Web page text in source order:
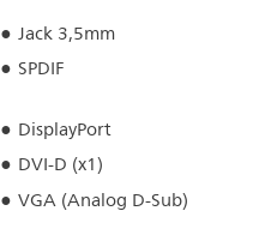
Jack 3,5mm
SPDIF
DisplayPort
DVI-D (x1)
VGA (Analog D-Sub)